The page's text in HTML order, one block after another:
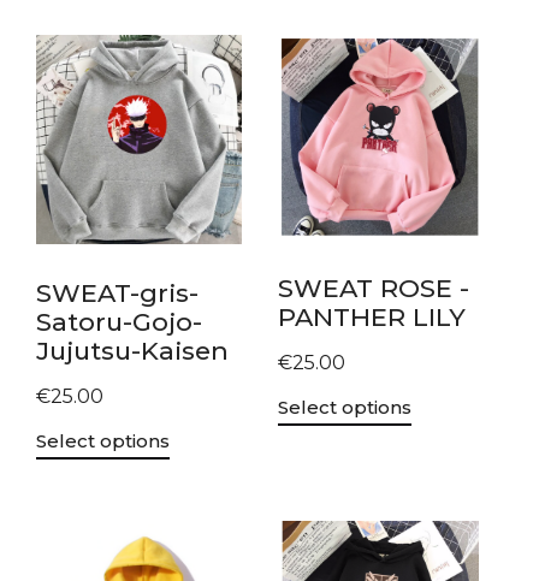
SWEAT-gris-
Satoru-Gojo-
Jujutsu-Kaisen
€25.00
Select options
SWEAT ROSE -
PANTHER LILY
€25.00
Select options